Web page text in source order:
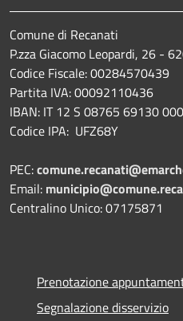
Comune di Recanati
P.zza Giacomo Leopardi, 26 -
Codice Fiscale: 00284570439
Partita IVA: 00092110436
IBAN: IT 12 S 08765 69130
Codice IPA: UFZ68Y
PEC:
Email:
Centralino Unico: 07175871
Prenotazione
Segnalazione disservizio